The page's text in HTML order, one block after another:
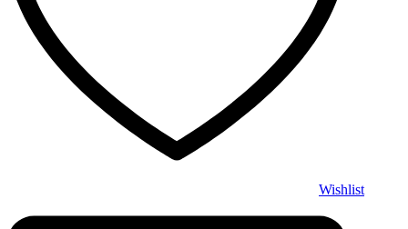
Wishlist